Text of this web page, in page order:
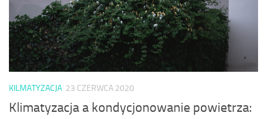
KILMATYZACJA 23 CZERWCA 2020
Klimatyzacja a kondycjonowanie powietrza: